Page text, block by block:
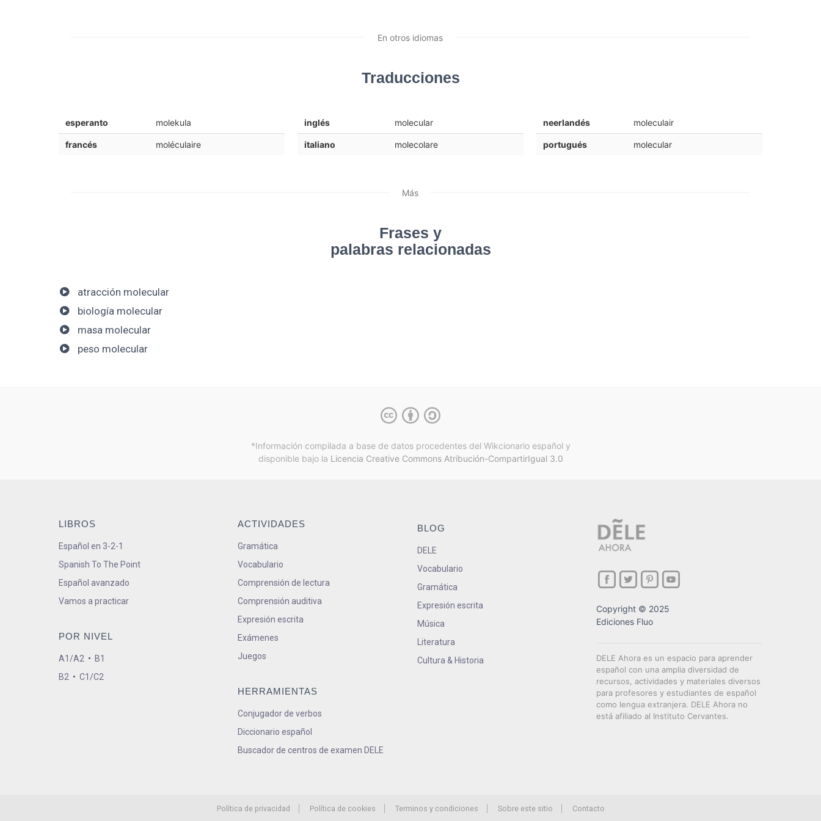
En otros idiomas
Traducciones
esperanto molekula
francés moléculaire
inglés molecular
italiano molecolare
neerlandés moleculair
portugués molecular
Más
Frases y
palabras relacionadas
atracción molecular
biología molecular
masa molecular
peso molecular
*Información compilada a base de datos procedentes del Wikcionario español y
disponible bajo la Licencia Creative Commons Atribución-CompartirIgual 3.0
LIBROS
Español en 3-2-1
Spanish To The Point
Español avanzado
Vamos a practicar
POR NIVEL
A1/A2 • B1
B2 • C1/C2
ACTIVIDADES
Gramática
Vocabulario
Comprensión de lectura
Comprensión auditiva
Expresión escrita
Exámenes
Juegos
HERRAMIENTAS
Conjugador de verbos
Diccionario español
Buscador de centros de examen DELE
BLOG
DELE
Vocabulario
Gramática
Expresión escrita
Música
Literatura
Cultura & Historia
Copyright © 2025
Ediciones Fluo
DELE Ahora es un espacio para aprender
español con una amplia diversidad de
recursos, actividades y materiales diversos
para profesores y estudiantes de español
como lengua extranjera. DELE Ahora no
está afiliado al Instituto Cervantes.
Política de privacidad Política de cookies Terminos y condiciones Sobre este sitio Contacto